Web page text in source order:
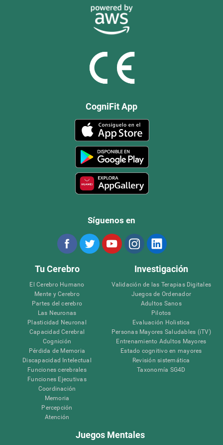
CogniFit App
Síguenos en
Tu Cerebro
El Cerebro Humano
Mente y Cerebro
Partes del cerebro
Las Neuronas
Plasticidad Neuronal
Capacidad Cerebral
Cognición
Pérdida de Memoria
Discapacidad Intelectual
Funciones cerebrales
Funciones Ejecutivas
Coordinación
Memoria
Percepción
Atención
Investigación
Validación de las Terapias Digitales
Juegos de Ordenador
Adultos Sanos
Pilotos
Evaluación Holistica
Personas Mayores Saludables (iTV)
Entrenamiento Adultos Mayores
Estado cognitivo en mayores
Revisión sistemática
Taxonomía SG4D
Juegos Mentales